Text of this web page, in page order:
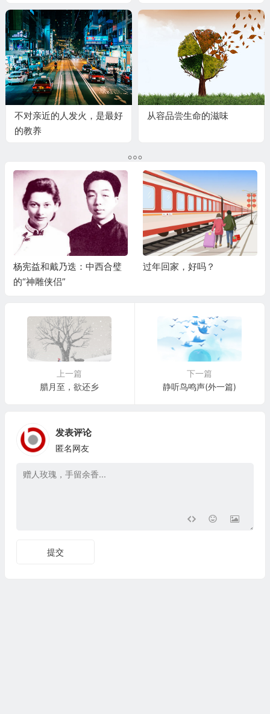
不对亲近的人发火，是最好
的教养
从容品尝生命的滋味
杨宪益和戴乃迭：中西合璧
的“神雕侠侣”
过年回家，好吗？
上一篇
腊月至，欲还乡
下一篇
静听鸟鸣声(外一篇)
发表评论
匿名网友
提交